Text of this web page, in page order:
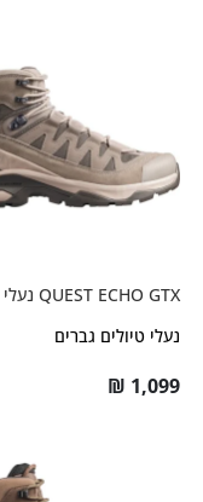
QUEST ECHO GTX נעלי
נעלי טיולים גברים
₪ 1,099